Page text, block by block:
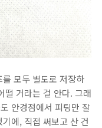
모두 별도로 저장하
떨 거라는 걸 안다. 그래
안경점에서 피팅만 잘
에, 직접 써보고 산 건